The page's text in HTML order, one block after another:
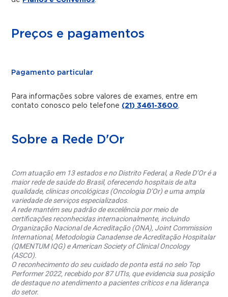
Preços e pagamentos
Pagamento particular
Para informações sobre valores de exames, entre em
contato conosco pelo telefone (21) 3461-3600.
Sobre a Rede D'Or
Com atuação em 13 estados e no Distrito Federal, a Rede D’Or é a
maior rede de saúde do Brasil, oferecendo hospitais de alta
qualidade, clínicas oncológicas (Oncologia D’Or) e uma ampla
variedade de serviços especializados.
A rede mantém seu padrão de excelência por meio de
certificações reconhecidas internacionalmente, incluindo
Organização Nacional de Acreditação (ONA), Joint Commission
International, Metodologia Canadense de Acreditação Hospitalar
(QMENTUM IQG) e American Society of Clinical Oncology
(ASCO).
O reconhecimento do seu cuidado de ponta está no selo Top
Performer 2022, recebido por 87 UTIs, que evidencia sua posição
de destaque no atendimento a pacientes críticos e na liderança
do setor.